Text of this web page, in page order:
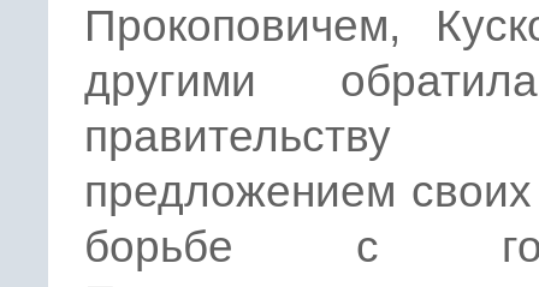
Прокоповичем,
другими
предложением
борьбе с